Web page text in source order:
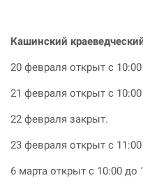
Кашинский
20 февраля открыт с
21 февраля открыт с
22 февраля закрыт.
23 февраля открыт с
6 марта открыт с 10:00 до